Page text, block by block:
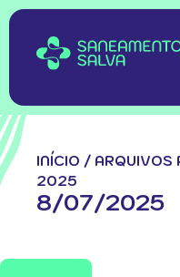
INÍCIO / ARQUIVOS
2025
8/07/2025